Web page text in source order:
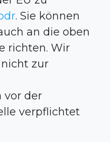
. Sie können
an die oben
richten. Wir
zur
vor der
verpflichtet